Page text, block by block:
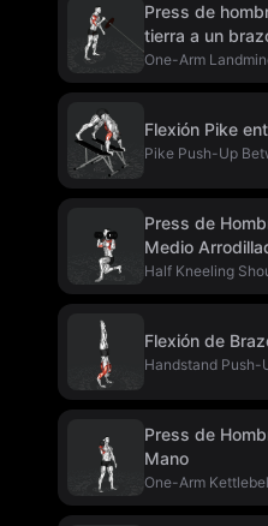
Press de
tierra a un
One-Arm
Flexión Pike
Pike Push-Up
Press de
Medio
Half Kneeling
Flexión de
Handstand Push-
Press de
Mano
One-Arm